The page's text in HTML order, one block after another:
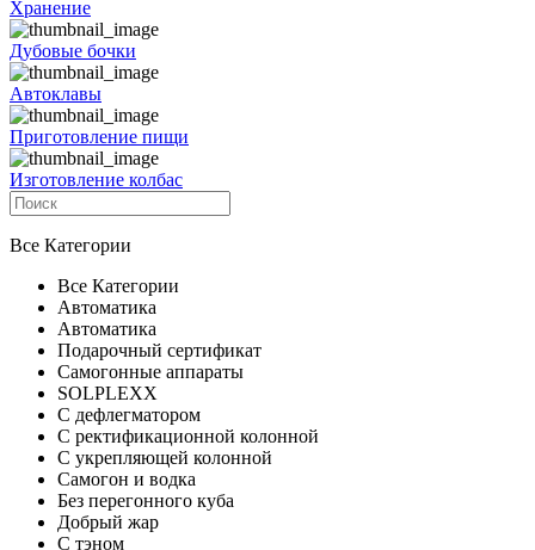
Хранение
Дубовые бочки
Автоклавы
Приготовление пищи
Изготовление колбас
Все Категории
Все Категории
Автоматика
Автоматика
Подарочный сертификат
Самогонные аппараты
SOLPLEXX
С дефлегматором
С ректификационной колонной
С укрепляющей колонной
Самогон и водка
Без перегонного куба
Добрый жар
С тэном